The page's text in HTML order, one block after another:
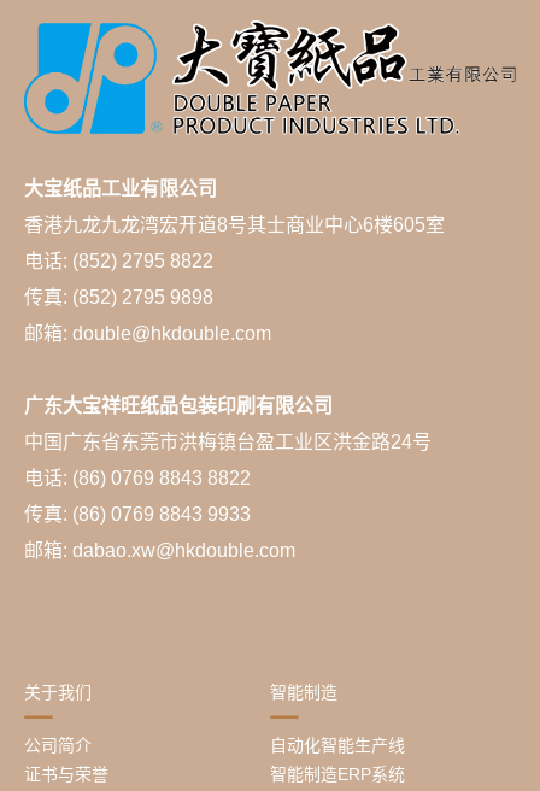
大宝纸品工业有限公司
香港九龙九龙湾宏开道8号其士商业中心6楼605室
电话: (852) 2795 8822
传真: (852) 2795 9898
邮箱: double@hkdouble.com
广东大宝祥旺纸品包装印刷有限公司
中国广东省东莞市洪梅镇台盈工业区洪金路24号
电话: (86) 0769 8843 8822
传真: (86) 0769 8843 9933
邮箱: dabao.xw@hkdouble.com
关于我们
公司简介
证书与荣誉
智能制造
自动化智能生产线
智能制造ERP系统